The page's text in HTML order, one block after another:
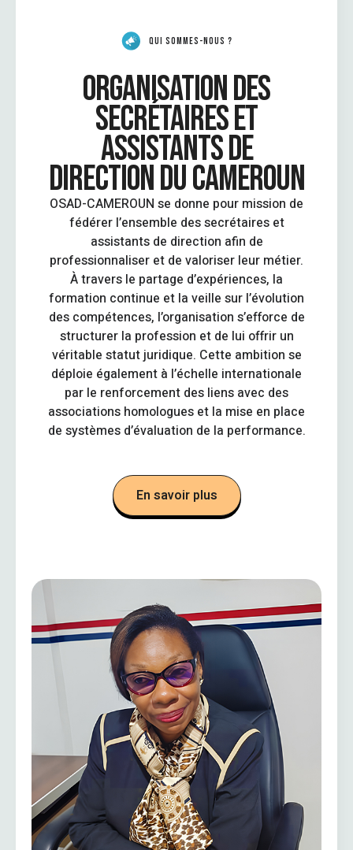
QUI SOMMES-NOUS ?
ORGANISATION DES
SECRÉTAIRES ET
ASSISTANTS DE
DIRECTION DU CAMEROUN
OSAD-CAMEROUN se donne pour mission de
fédérer l’ensemble des secrétaires et
assistants de direction afin de
professionnaliser et de valoriser leur métier.
À travers le partage d’expériences, la
formation continue et la veille sur l’évolution
des compétences, l’organisation s’efforce de
structurer la profession et de lui offrir un
véritable statut juridique. Cette ambition se
déploie également à l’échelle internationale
par le renforcement des liens avec des
associations homologues et la mise en place
de systèmes d’évaluation de la performance.
En savoir plus